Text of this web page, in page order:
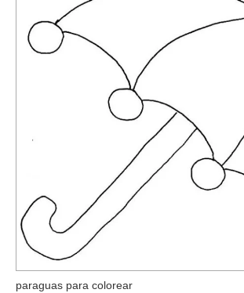
paraguas para colorear